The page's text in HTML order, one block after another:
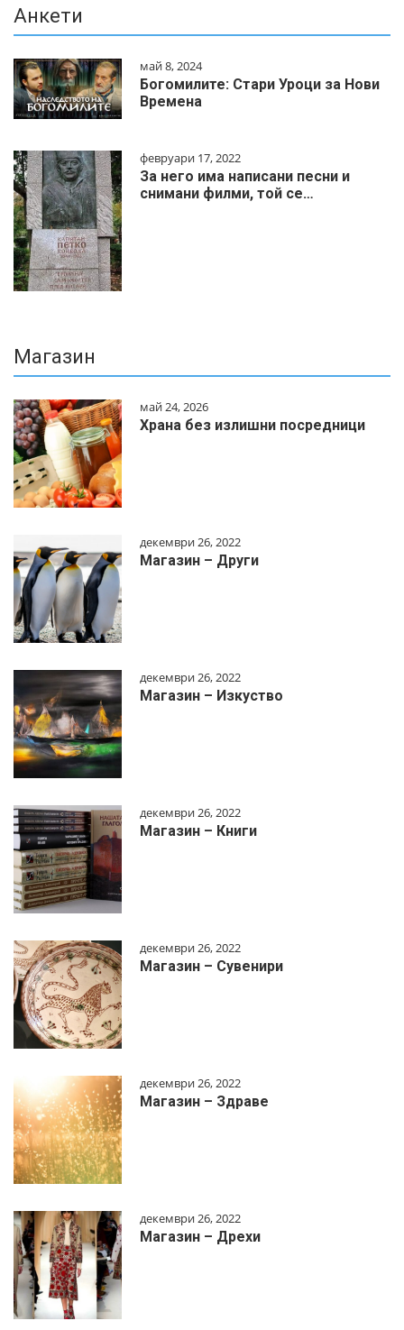
Анкети
май 8, 2024
Богомилите: Стари Уроци за Нови
Времена
февруари 17, 2022
За него има написани песни и
снимани филми, той се…
Магазин
май 24, 2026
Храна без излишни посредници
декември 26, 2022
Магазин – Други
декември 26, 2022
Магазин – Изкуство
декември 26, 2022
Магазин – Книги
декември 26, 2022
Магазин – Сувенири
декември 26, 2022
Магазин – Здраве
декември 26, 2022
Магазин – Дрехи